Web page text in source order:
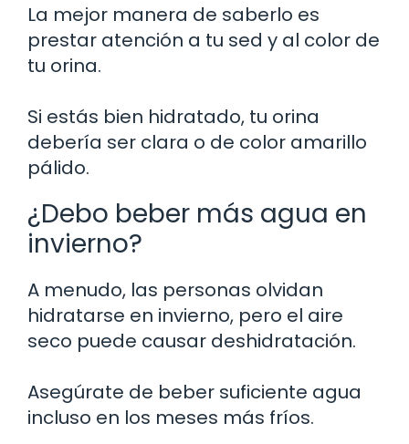
La mejor manera de saberlo es
prestar atención a tu sed y al color de
tu orina.
Si estás bien hidratado, tu orina
debería ser clara o de color amarillo
pálido.
¿Debo beber más agua en
invierno?
A menudo, las personas olvidan
hidratarse en invierno, pero el aire
seco puede causar deshidratación.
Asegúrate de beber suficiente agua
incluso en los meses más fríos.